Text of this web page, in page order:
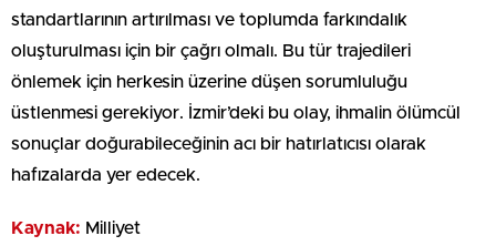
standartlarının artırılması ve toplumda farkındalık
oluşturulması için bir çağrı olmalı. Bu tür trajedileri
önlemek için herkesin üzerine düşen sorumluluğu
üstlenmesi gerekiyor. İzmir’deki bu olay, ihmalin ölümcül
sonuçlar doğurabileceğinin acı bir hatırlatıcısı olarak
hafızalarda yer edecek.
Kaynak: Milliyet